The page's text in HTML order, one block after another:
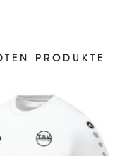
PRODUKTE